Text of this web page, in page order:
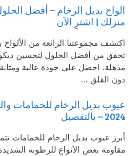
الواح بديل الرخام – أفضل
منزلك | اشترِ الآن
اكتشف مجموعتنا الرائعة من الألواح
تحقق من أفضل الحلول لتحسين
مذهلة. احصل على جودة عالية
دون القلق …
عيوب بديل الرخام للحمامات
2024 – بالتفصيل
أبرز عيوب بديل الرخام للحمامات
مقاومة بعض الأنواع للرطوبة